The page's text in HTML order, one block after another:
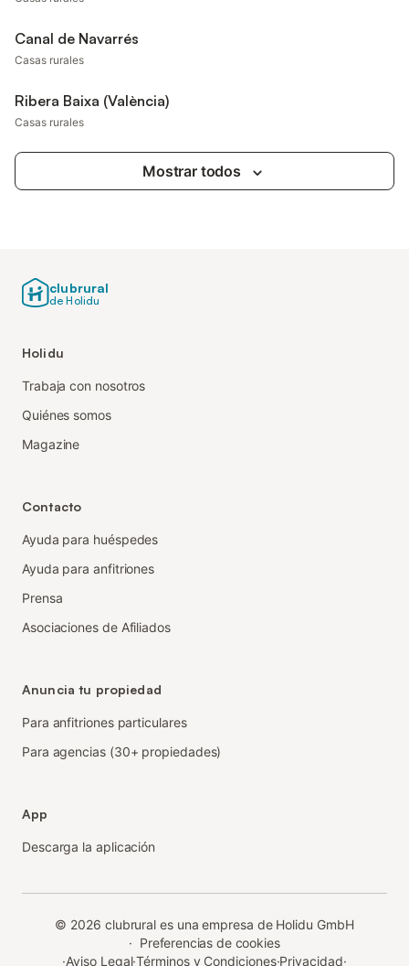
Canal de Navarrés
Casas rurales
Ribera Baixa (València)
Casas rurales
Mostrar todos
clubrural
de Holidu
Holidu
Trabaja con nosotros
Quiénes somos
Magazine
Contacto
Ayuda para huéspedes
Ayuda para anfitriones
Prensa
Asociaciones de Afiliados
Anuncia tu propiedad
Para anfitriones particulares
Para agencias (30+ propiedades)
App
Descarga la aplicación
© 2026 clubrural es una empresa de Holidu GmbH
· Preferencias de cookies
·Aviso Legal·Términos y Condiciones·Privacidad·